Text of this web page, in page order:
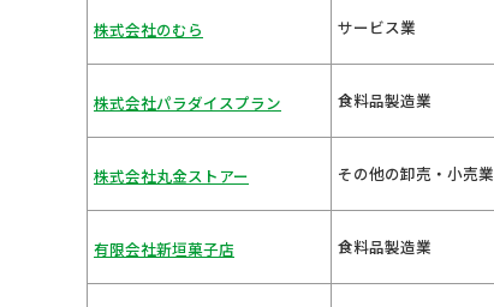
株式会社のむら サービス業
株式会社パラダイスプラン 食料品製造業
株式会社丸金ストアー その他の卸売・小売業
有限会社新垣菓子店 食料品製造業